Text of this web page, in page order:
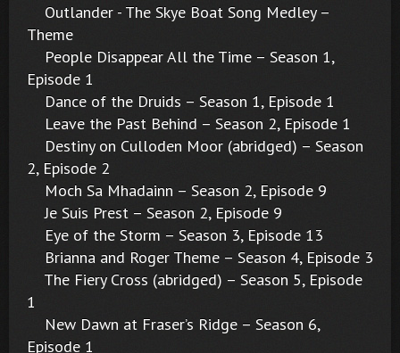
Outlander - The Skye Boat Song Medley –
Theme
People Disappear All the Time – Season 1,
Episode 1
Dance of the Druids – Season 1, Episode 1
Leave the Past Behind – Season 2, Episode 1
Destiny on Culloden Moor (abridged) – Season
2, Episode 2
Moch Sa Mhadainn – Season 2, Episode 9
Je Suis Prest – Season 2, Episode 9
Eye of the Storm – Season 3, Episode 13
Brianna and Roger Theme – Season 4, Episode 3
The Fiery Cross (abridged) – Season 5, Episode
1
New Dawn at Fraser’s Ridge – Season 6,
Episode 1